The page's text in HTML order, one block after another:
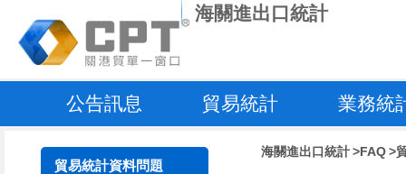
海關進出口統計
公告訊息
最新消息及新聞
稿
貿易統計
資料庫說明
互動式圖表
業務統
業務工作量
各關業務
貿易統計資料問題
海關進出口統計 FAQ